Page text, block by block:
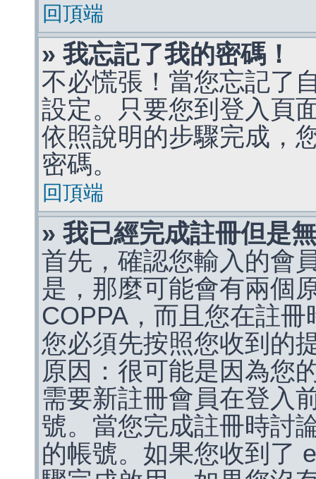
回頂端
» 我忘記了我的密碼！
不必慌張！當您忘記了
設定。只要您到登入頁
依照說明的步驟完成，
密碼。
回頂端
» 我已經完成註冊但是
首先，確認您輸入的會
是，那麼可能會有兩個
COPPA，而且您在註
您必須先按照您收到的
原因：很可能是因為您
需要新註冊會員在登入
號。當您完成註冊時討
的帳號。如果您收到了